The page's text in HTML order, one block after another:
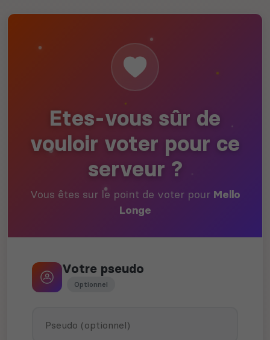
Etes-vous sûr de
vouloir voter pour ce
serveur ?
Vous êtes sur le point de voter pour Mello
Longe
Votre pseudo
Optionnel